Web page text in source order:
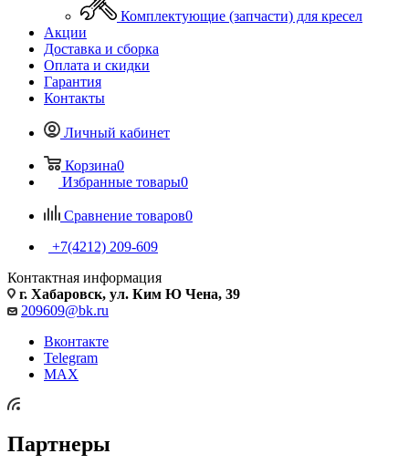
Комплектующие (запчасти) для кресел
Акции
Доставка и сборка
Оплата и скидки
Гарантия
Контакты
Личный кабинет
Корзина0
Избранные товары0
Сравнение товаров0
+7(4212) 209-609
Контактная информация
г. Хабаровск, ул. Ким Ю Чена, 39
209609@bk.ru
Вконтакте
Telegram
MAX
Партнеры